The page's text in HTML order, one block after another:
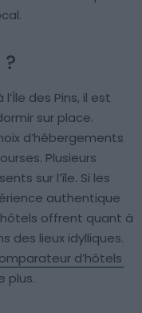
?
des Pins, il est
sur place.
d’hébergements
Plusieurs
sur l’île. Si les
authentique
offrent quant à
des lieux idylliques.
d’hôtels
plus.